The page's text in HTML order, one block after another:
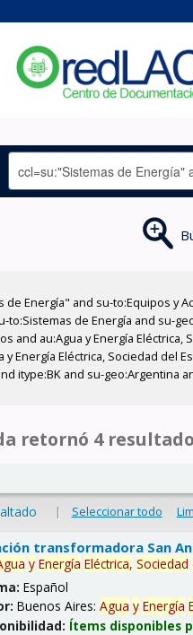
Energía" and su-to:Equipos y
de Energía and su-
and au:Agua y Energía
Energía Eléctrica, Sociedad del
itype:BK and su-geo:Argentina
retornó 4
| Seleccionar todo
transformadora San
y Energía Eléctrica, Sociedad
Español
Buenos Aires:Agua y Energía
Ítems disponibles